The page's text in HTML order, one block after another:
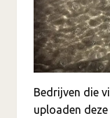
Bedrijven die
uploaden